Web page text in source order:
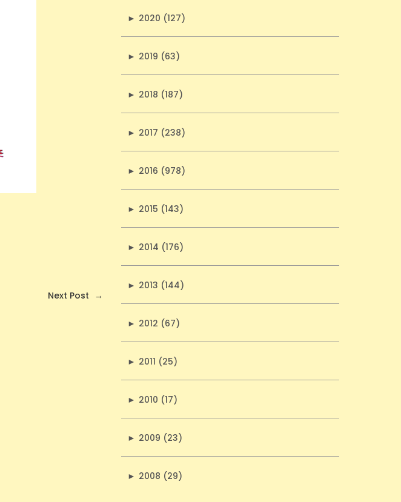
Next Post →
► 2020 (127)
► 2019 (63)
► 2018 (187)
► 2017 (238)
► 2016 (978)
► 2015 (143)
► 2014 (176)
► 2013 (144)
► 2012 (67)
► 2011 (25)
► 2010 (17)
► 2009 (23)
► 2008 (29)